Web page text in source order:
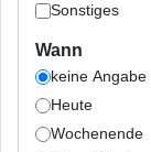
Sonstiges
Wann
keine Angabe
Heute
Wochenende